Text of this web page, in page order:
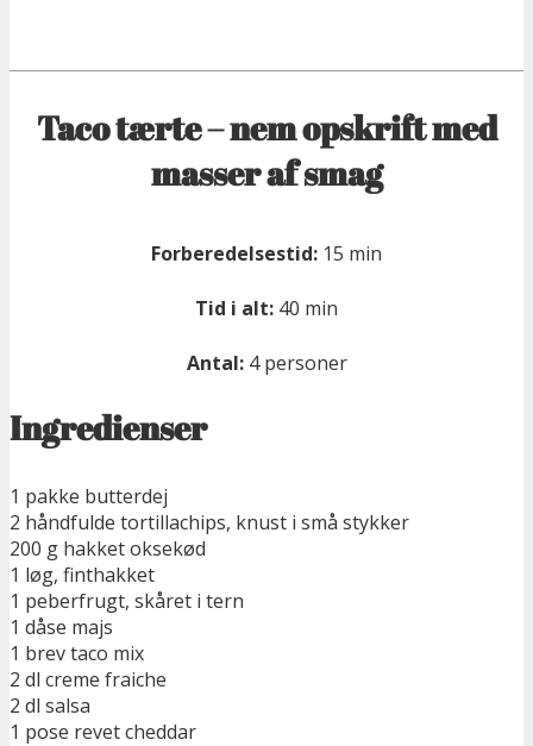
Taco tærte – nem opskrift med
masser af smag
Forberedelsestid: 15 min
Tid i alt: 40 min
Antal:4 personer
Ingredienser
1 pakke butterdej
2 håndfulde tortillachips, knust i små stykker
200 g hakket oksekød
1 løg, finthakket
1 peberfrugt, skåret i tern
1 dåse majs
1 brev taco mix
2 dl creme fraiche
2 dl salsa
1 pose revet cheddar